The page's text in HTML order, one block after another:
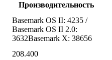
Производительность
Basemark OS II: 4235 /
Basemark OS II 2.0:
3632Basemark X: 38656
208.400